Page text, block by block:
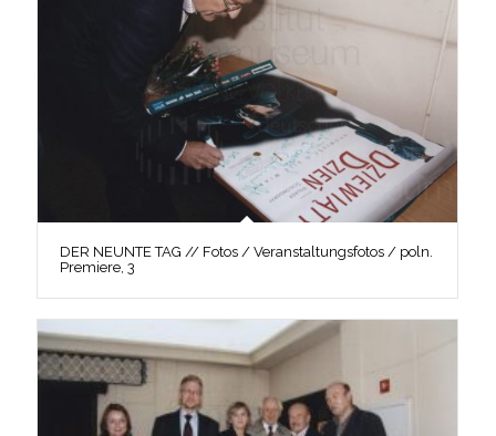
DER NEUNTE TAG // Fotos / Veranstaltungsfotos / poln.
Premiere, 3